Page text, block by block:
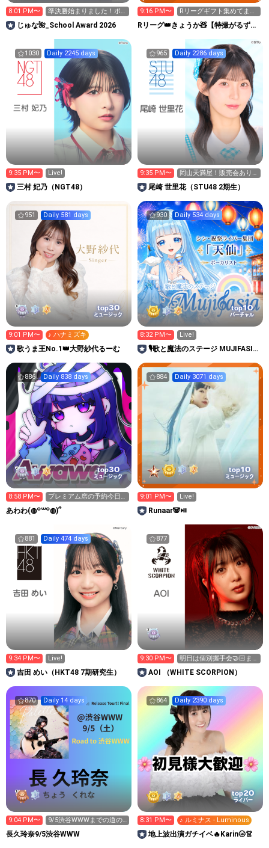
8:01 PM〜
準決勝始まりました！ポ
イント1.2倍日🔥
じゅな🌺_School Award 2026
9:16 PM〜
Rリーグギフト集めてま
す！👑
Rリーグ👑きょうか🧸【特撮がるず】
1030 Daily 2245 days
9:35 PM〜 Live!
三村 妃乃（NGT48）
965 Daily 2286 days
9:35 PM〜
岡山天満屋！販売会あり
がとうございました
尾崎 世里花（STU48 2期生）
951 Daily 581 days
top30
ミュージック
9:01 PM〜 ♪ ハナミズキ
歌うま王No.1👑大野紗代るーむ
930 Daily 534 days
top10
バーチャル
8:32 PM〜 Live!
🎙️歌と魔法のステージ‪ MUJIFASIA
886 Daily 838 days
top30
ミュージック
8:58 PM〜
プレミアム席の予約今日
まで‼️‼️‼️‼️
あわわ(◍꒪꒳​꒪◍)՞
884 Daily 3071 days
top10
ミュージック
9:01 PM〜 Live!
Runaar🐼⏯
881 Daily 474 days
9:34 PM〜 Live!
吉田 めい（HKT48 7期研究生）
877
9:30 PM〜
明日は個別握手会🤝🏻ま
ってるね☺︎︎︎︎
AOI （WHITE SCORPION）
870 Daily 14 days
9:04 PM〜
9/5渋谷WWWまでの道の
り配信！
長久玲奈9/5渋谷WWW
864 Daily 2390 days
top20
ライバー
8:31 PM〜 ♪ ルミナス - Luminous
地上波出演ガチイベ🔥Karin🌝👗